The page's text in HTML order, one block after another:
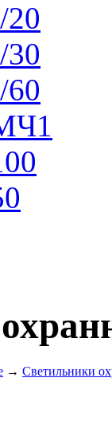
→ Светильники